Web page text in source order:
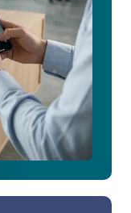
詳
し
く
見
る